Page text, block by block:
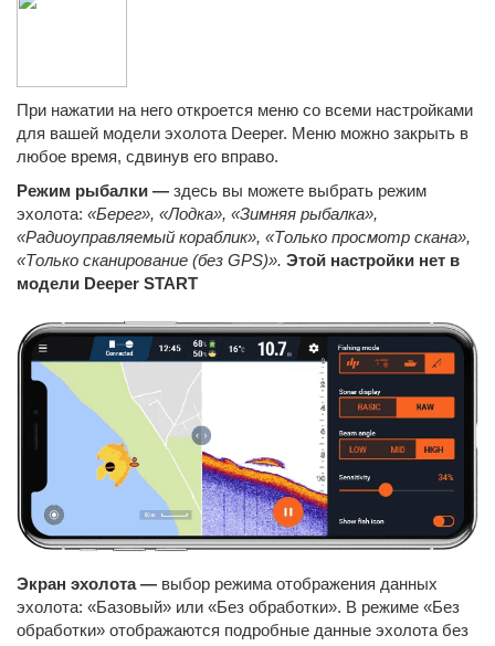
При нажатии на него откроется меню со всеми настройками
для вашей модели эхолота Deeper. Меню можно закрыть в
любое время, сдвинув его вправо.
Режим рыбалки — здесь вы можете выбрать режим
эхолота: «Берег», «Лодка», «Зимняя рыбалка»,
«Радиоуправляемый кораблик», «Только просмотр скана»,
«Только сканирование (без GPS)». Этой настройки нет в
модели Deeper START
Экран эхолота — выбор режима отображения данных
эхолота: «Базовый» или «Без обработки». В режиме «Без
обработки» отображаются подробные данные эхолота без